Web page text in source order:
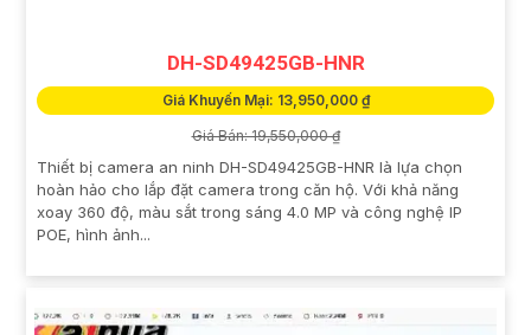
DH-SD49425GB-HNR
Giá Khuyến Mại: 13,950,000 ₫
Giá Bán: 19,550,000 ₫
Thiết bị camera an ninh DH-SD49425GB-HNR là lựa chọn
hoàn hảo cho lắp đặt camera trong căn hộ. Với khả năng
xoay 360 độ, màu sắt trong sáng 4.0 MP và công nghệ IP
POE, hình ảnh...